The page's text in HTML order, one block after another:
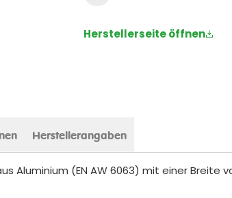
Herstellerseite öffnen
Aluminium (EN AW 6063) mit einer Breite
Herstellerangaben